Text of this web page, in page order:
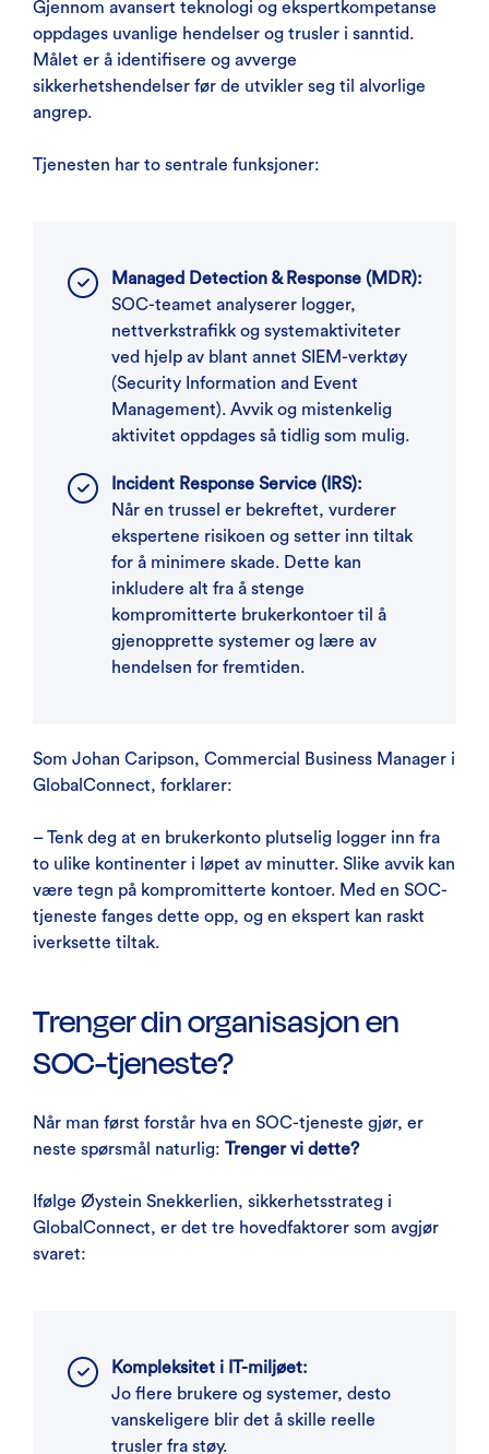
Gjennom avansert teknologi og ekspertkompetanse
oppdages uvanlige hendelser og trusler i sanntid.
Målet er å identifisere og avverge
sikkerhetshendelser før de utvikler seg til alvorlige
angrep.
Tjenesten har to sentrale funksjoner:
Managed Detection & Response (MDR):
SOC-teamet analyserer logger,
nettverkstrafikk og systemaktiviteter
ved hjelp av blant annet SIEM-verktøy
(Security Information and Event
Management). Avvik og mistenkelig
aktivitet oppdages så tidlig som mulig.
Incident Response Service (IRS):
Når en trussel er bekreftet, vurderer
ekspertene risikoen og setter inn tiltak
for å minimere skade. Dette kan
inkludere alt fra å stenge
kompromitterte brukerkontoer til å
gjenopprette systemer og lære av
hendelsen for fremtiden.
Som Johan Caripson, Commercial Business Manager i
GlobalConnect, forklarer:
– Tenk deg at en brukerkonto plutselig logger inn fra
to ulike kontinenter i løpet av minutter. Slike avvik kan
være tegn på kompromitterte kontoer. Med en SOC-
tjeneste fanges dette opp, og en ekspert kan raskt
iverksette tiltak.
Trenger din organisasjon en
SOC-tjeneste?
Når man først forstår hva en SOC-tjeneste gjør, er
neste spørsmål naturlig: Trenger vi dette?
Ifølge Øystein Snekkerlien, sikkerhetsstrateg i
GlobalConnect, er det tre hovedfaktorer som avgjør
svaret:
Kompleksitet i IT-miljøet:
Jo flere brukere og systemer, desto
vanskeligere blir det å skille reelle
trusler fra støy.